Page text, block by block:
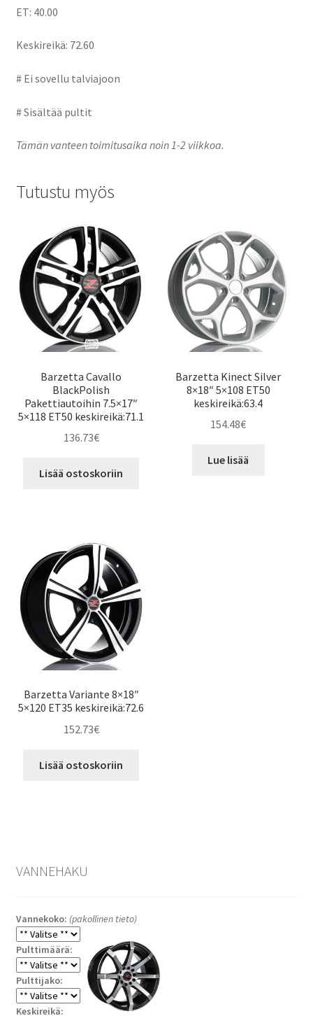
ET: 40.00
Keskireikä: 72.60
# Ei sovellu talviajoon
# Sisältää pultit
Tämän vanteen toimitusaika noin 1-2 viikkoa.
Tutustu myös
Barzetta Cavallo
BlackPolish
Pakettiautoihin 7.5×17″
5×118 ET50 keskireikä:71.1
136.73€
Lisää ostoskoriin
Barzetta Kinect Silver
8×18″ 5×108 ET50
keskireikä:63.4
154.48€
Lue lisää
Barzetta Variante 8×18″
5×120 ET35 keskireikä:72.6
152.73€
Lisää ostoskoriin
VANNEHAKU
Vannekoko: (pakollinen tieto)
Pulttimäärä:
Pulttijako:
Keskireikä: